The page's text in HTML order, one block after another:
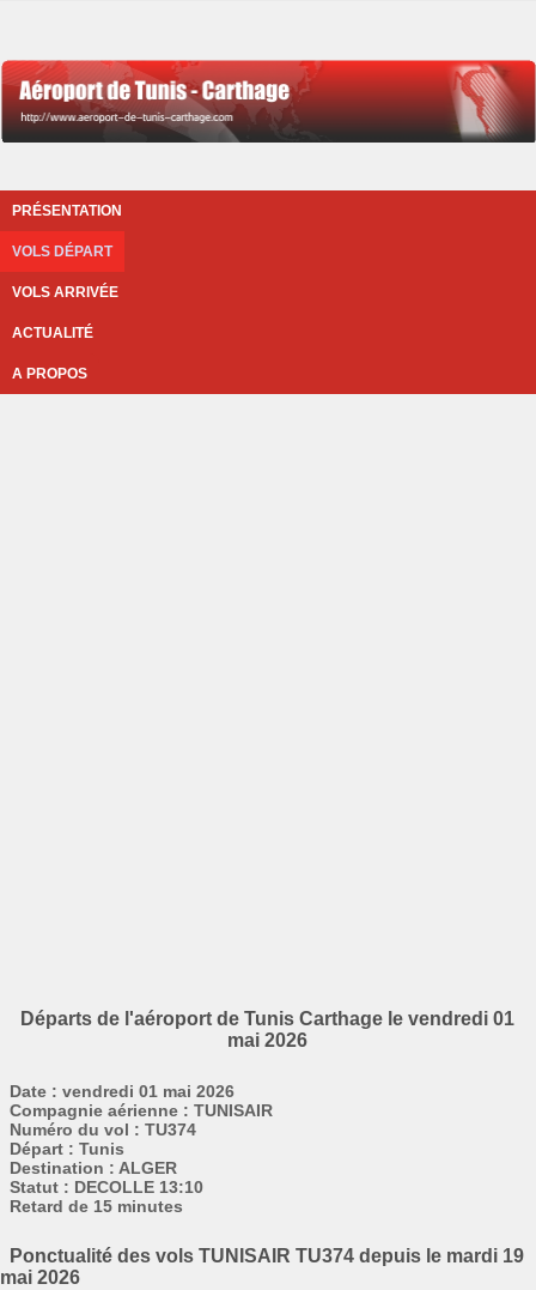
PRÉSENTATION
VOLS DÉPART
VOLS ARRIVÉE
ACTUALITÉ
A PROPOS
Départs de l'aéroport de Tunis Carthage le vendredi 01
mai 2026
Date : vendredi 01 mai 2026
Compagnie aérienne : TUNISAIR
Numéro du vol : TU374
Départ : Tunis
Destination : ALGER
Statut : DECOLLE 13:10
Retard de 15 minutes
Ponctualité des vols TUNISAIR TU374 depuis le mardi 19
mai 2026